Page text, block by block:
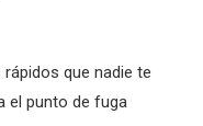
que nadie te
el punto de fuga